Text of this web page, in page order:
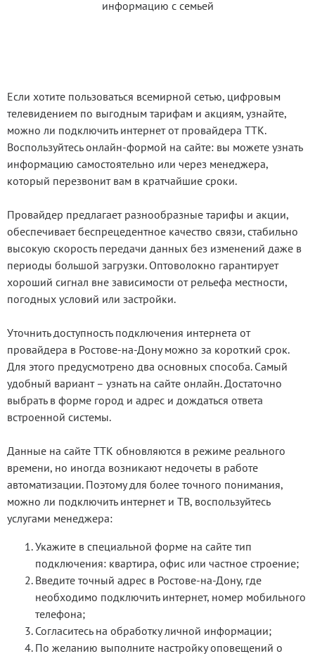
информацию с семьей
Если хотите пользоваться всемирной сетью, цифровым
телевидением по выгодным тарифам и акциям, узнайте,
можно ли подключить интернет от провайдера ТТК.
Воспользуйтесь онлайн-формой на сайте: вы можете узнать
информацию самостоятельно или через менеджера,
который перезвонит вам в кратчайшие сроки.
Провайдер предлагает разнообразные тарифы и акции,
обеспечивает беспрецедентное качество связи, стабильно
высокую скорость передачи данных без изменений даже в
периоды большой загрузки. Оптоволокно гарантирует
хороший сигнал вне зависимости от рельефа местности,
погодных условий или застройки.
Уточнить доступность подключения интернета от
провайдера в Ростове-на-Дону можно за короткий срок.
Для этого предусмотрено два основных способа. Самый
удобный вариант – узнать на сайте онлайн. Достаточно
выбрать в форме город и адрес и дождаться ответа
встроенной системы.
Данные на сайте ТТК обновляются в режиме реального
времени, но иногда возникают недочеты в работе
автоматизации. Поэтому для более точного понимания,
можно ли подключить интернет и ТВ, воспользуйтесь
услугами менеджера:
Укажите в специальной форме на сайте тип
подключения: квартира, офис или частное строение;
Введите точный адрес в Ростове-на-Дону, где
необходимо подключить интернет, номер мобильного
телефона;
Согласитесь на обработку личной информации;
По желанию выполните настройку оповещений о